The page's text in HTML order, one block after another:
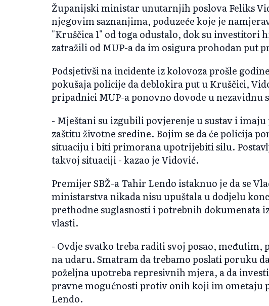
Županijski ministar unutarnjih poslova Feliks
njegovim saznanjima, poduzeće koje je
"Kruščica 1" od toga odustalo, dok su investitori
zatražili od MUP-a da im osigura prohodan put
Podsjetivši na incidente iz kolovoza prošle
pokušaja policije da deblokira put u Kruščici,
pripadnici MUP-a ponovno dovode u nezavidnu
- Mještani su izgubili povjerenje u sustav i
zaštitu životne sredine. Bojim se da će policija
situaciju i biti primorana upotrijebiti silu.
takvoj situaciji - kazao je Vidović.
Premijer SBŽ-a Tahir Lendo istaknuo je da se
ministarstva nikada nisu upuštala u dodjelu
prethodne suglasnosti i potrebnih dokumenata
vlasti.
- Ovdje svatko treba raditi svoj posao, međutim,
na udaru. Smatram da trebamo poslati poruku
poželjna upotreba represivnih mjera, a da
pravne mogućnosti protiv onih koji im ometaju
Lendo.